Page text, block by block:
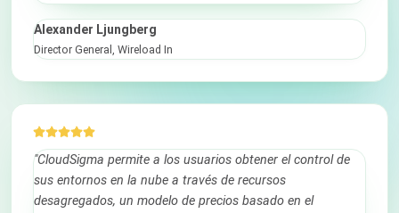
Alexander Ljungberg
Director General, Wireload In
"CloudSigma permite a los usuarios obtener el control de
sus entornos en la nube a través de recursos
desagregados, un modelo de precios basado en el